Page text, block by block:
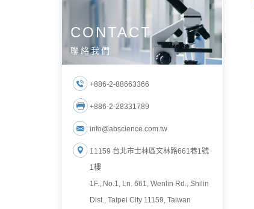
CONTACT
聯絡我們
+886-2-88663366
+886-2-28331789
info@abscience.com.tw
11159 台北市士林區文林路661巷1號
1樓
1F., No.1, Ln. 661, Wenlin Rd., Shilin
Dist., Taipei City 11159, Taiwan